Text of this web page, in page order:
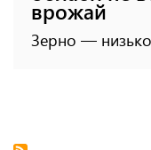
врожай
Зерно —